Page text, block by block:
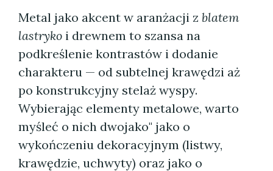
Metal jako akcent w aranżacji z blatem
lastryko i drewnem to szansa na
podkreślenie kontrastów i dodanie
charakteru — od subtelnej krawędzi aż
po konstrukcyjny stelaż wyspy.
Wybierając elementy metalowe, warto
myśleć o nich dwojako" jako o
wykończeniu dekoracyjnym (listwy,
krawędzie, uchwyty) oraz jako o